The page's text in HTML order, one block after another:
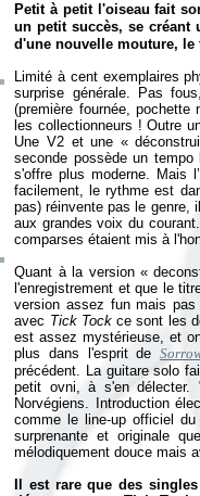
Petit à petit l'oiseau fait
un petit succès, se créant
d'une nouvelle mouture,
Limité à cent exemplaires
surprise générale. Pas
(première fournée,
les collectionneurs ! Outre
Une V2 et une «
seconde possède un
s'offre plus moderne. Mais
facilement, le rythme est
pas) réinvente pas le genre,
aux grandes voix du
comparses étaient mis à
Quant à la version «
l'enregistrement et que le
version assez fun mais
avec Tick Tockce sont les
est assez mystérieuse, et
plus dans l'esprit de
précédent. La guitare solo
petit ovni, à s'en
Norvégiens. Introduction
comme le line-up officiel
surprenante et originale
mélodiquement douce mais
Il est rare que des